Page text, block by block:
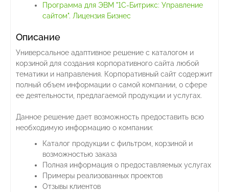
Программа для ЭВМ "1С-Битрикс: Управление
сайтом". Лицензия Бизнес
Описание
Универсальное адаптивное решение с каталогом и
корзиной для создания корпоративного сайта любой
тематики и направления. Корпоративный сайт содержит
полный объем информации о самой компании, о сфере
ее деятельности, предлагаемой продукции и услугах.
Данное решение дает возможность предоставить всю
необходимую информацию о компании:
Каталог продукции с фильтром, корзиной и
возможностью заказа
Полная информация о предоставляемых услугах
Примеры реализованных проектов
Отзывы клиентов